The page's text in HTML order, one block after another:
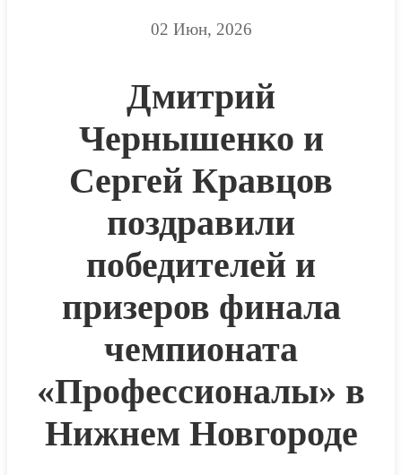
02 Июн, 2026
Дмитрий
Чернышенко и
Сергей Кравцов
поздравили
победителей и
призеров финала
чемпионата
«Профессионалы» в
Нижнем Новгороде